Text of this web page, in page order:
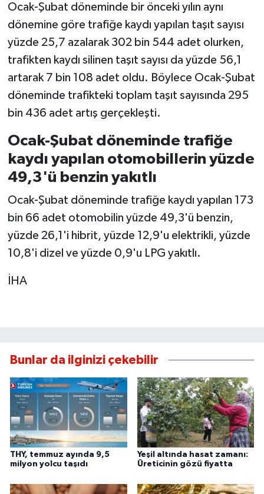
Ocak-Şubat döneminde bir önceki yılın aynı
dönemine göre trafiğe kaydı yapılan taşıt sayısı
yüzde 25,7 azalarak 302 bin 544 adet olurken,
trafikten kaydı silinen taşıt sayısı da yüzde 56,1
artarak 7 bin 108 adet oldu. Böylece Ocak-Şubat
döneminde trafikteki toplam taşıt sayısında 295
bin 436 adet artış gerçekleşti.
Ocak-Şubat döneminde trafiğe
kaydı yapılan otomobillerin yüzde
49,3'ü benzin yakıtlı
Ocak-Şubat döneminde trafiğe kaydı yapılan 173
bin 66 adet otomobilin yüzde 49,3'ü benzin,
yüzde 26,1'i hibrit, yüzde 12,9'u elektrikli, yüzde
10,8'i dizel ve yüzde 0,9'u LPG yakıtlı.
İHA
Bunlar da ilginizi çekebilir
THY, temmuz ayında 9,5
milyon yolcu taşıdı
Yeşil altında hasat zamanı:
Üreticinin gözü fiyatta